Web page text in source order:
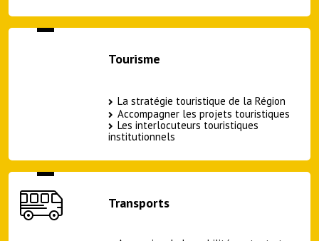
Tourisme
La stratégie touristique de la Région
Accompagner les projets touristiques
Les interlocuteurs touristiques
institutionnels
Transports